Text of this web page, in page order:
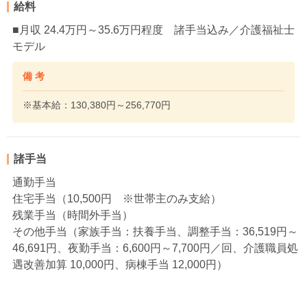
給料
■月収 24.4万円～35.6万円程度 諸手当込み／介護福祉士
モデル
備 考
※基本給：130,380円～256,770円
諸手当
通勤手当
住宅手当（10,500円 ※世帯主のみ支給）
残業手当（時間外手当）
その他手当（家族手当：扶養手当、調整手当：36,519円～
46,691円、夜勤手当：6,600円～7,700円／回、介護職員処
遇改善加算 10,000円、病棟手当 12,000円）